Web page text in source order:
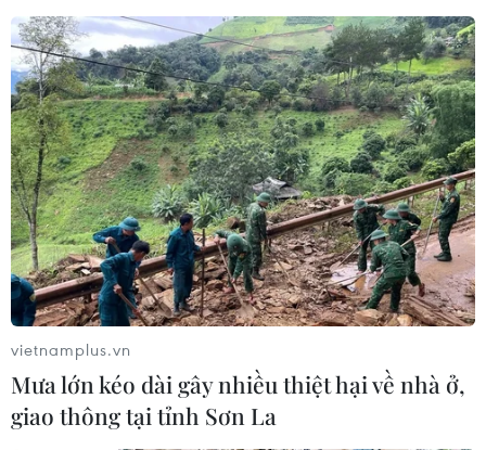
vietnamplus.vn
Mưa lớn kéo dài gây nhiều thiệt hại về nhà ở,
giao thông tại tỉnh Sơn La